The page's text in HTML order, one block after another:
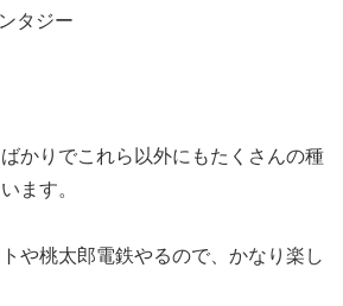
タジー
かりでこれら以外にもたくさんの種
ます。
や桃太郎電鉄やるので、かなり楽し